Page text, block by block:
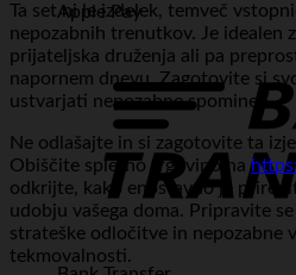
Apple Pay
Ta set ni le izdelek, temveč
nepozabnih trenutkov. Je idealen
prijateljska druženja ali pa
napornem dnevu. Zagotovite si
ustvarjati nepozabne spomine.
Ne odlašajte in si zagotovite ta
Obiščite spletno trgovino na
odkrijte, kako enostavno je
udobju vašega doma. Pripravite
strateške odločitve in nepozabne
tekmovalnosti.